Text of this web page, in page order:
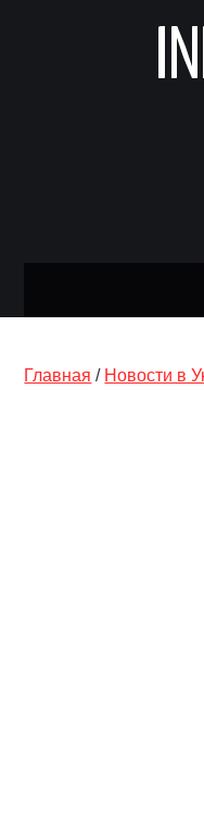
Главная / Новости в